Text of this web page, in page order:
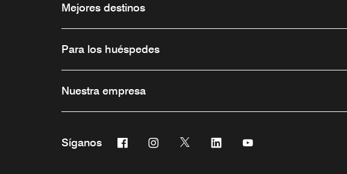
Mejores destinos
Para los huéspedes
Nuestra empresa
Síganos Facebook
Abre una ventana nueva
Instagram
Abre una ventana nueva
Twitter
Abre una ventana nueva
Linkedin
Abre una ventana nueva
Abre una ventana nueva